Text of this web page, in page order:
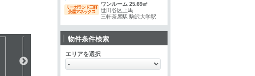
リーガランド三軒
茶屋アネックス
ワンルーム 25.69㎡
世田谷区上馬
三軒茶屋駅 駒沢大学駅
物件条件検索
エリアを選択